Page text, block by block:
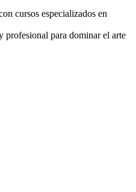
cursos especializados en
profesional para dominar el arte